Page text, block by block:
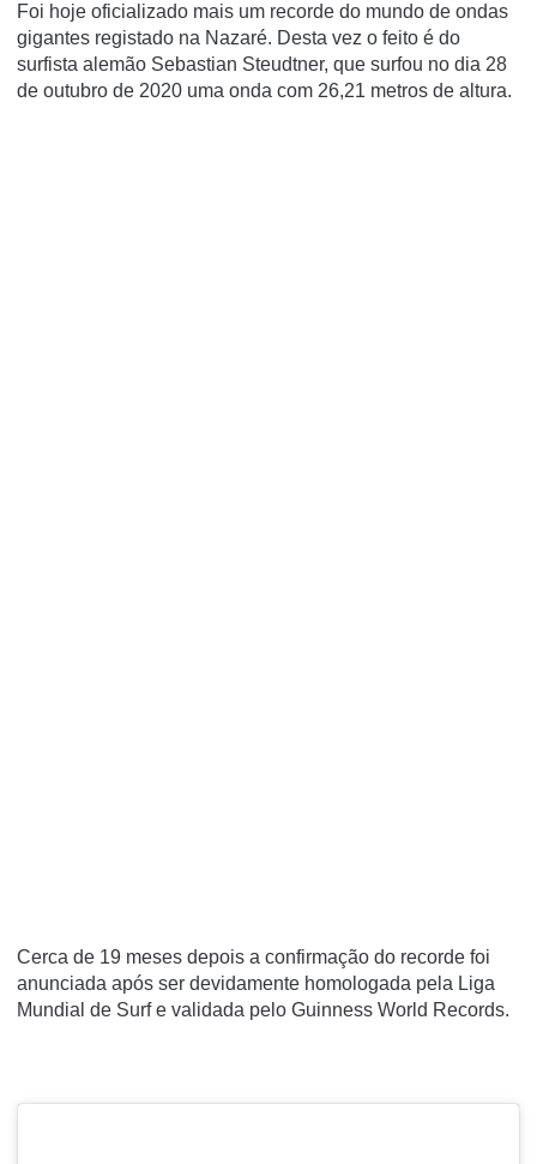
Foi hoje oficializado mais um recorde do mundo de ondas
gigantes registado na Nazaré. Desta vez o feito é do
surfista alemão Sebastian Steudtner, que surfou no dia 28
de outubro de 2020 uma onda com 26,21 metros de altura.
Cerca de 19 meses depois a confirmação do recorde foi
anunciada após ser devidamente homologada pela Liga
Mundial de Surf e validada pelo Guinness World Records.